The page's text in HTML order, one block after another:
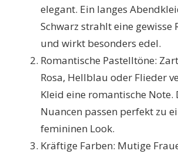
elegant. Ein langes
Schwarz strahlt eine gewisse
und wirkt besonders edel.
Romantische Pastelltöne:
Rosa, Hellblau oder Flieder
Kleid eine romantische Note.
Nuancen passen perfekt zu
femininen Look.
Kräftige Farben: Mutige